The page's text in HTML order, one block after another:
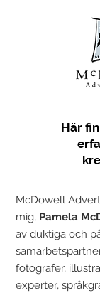
Här
McDowell
mig, Pamela
av duktiga och
fotografer,
experter,